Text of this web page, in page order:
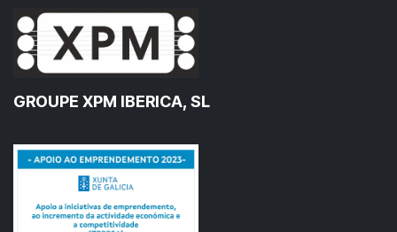
GROUPE XPM IBERICA, SL